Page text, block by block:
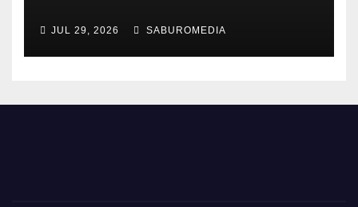
JUL 29, 2026 SABUROMEDIA